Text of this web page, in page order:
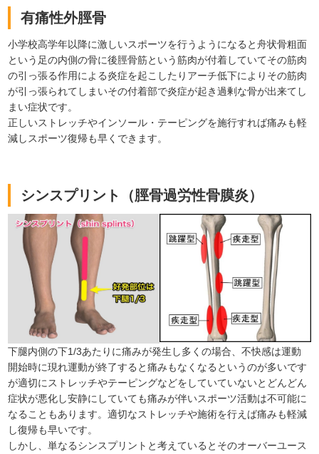
有痛性外脛骨
小学校高学年以降に激しいスポーツを行うようになると舟状骨粗面
という足の内側の骨に後脛骨筋という筋肉が付着していてその筋肉
の引っ張る作用による炎症を起こしたりアーチ低下によりその筋肉
が引っ張られてしまいその付着部で炎症が起き過剰な骨が出来てし
まい症状です。
正しいストレッチやインソール・テーピングを施行すれば痛みも軽
減しスポーツ復帰も早くできます。
シンスプリント（脛骨過労性骨膜炎）
下腿内側の下1/3あたりに痛みが発生し多くの場合、不快感は運動
開始時に現れ運動が終了すると痛みもなくなるというのが多いです
が適切にストレッチやテーピングなどをしていていないとどんどん
症状が悪化し安静にしていても痛みが伴いスポーツ活動は不可能に
なることもあります。適切なストレッチや施術を行えば痛みも軽減
し復帰も早いです。
しかし、単なるシンスプリントと考えているとそのオーバーユース